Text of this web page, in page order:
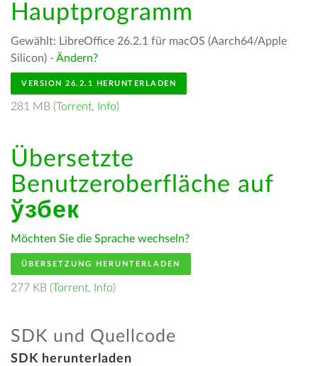
Hauptprogramm
Gewählt: LibreOffice 26.2.1 für macOS (Aarch64/Apple
Silicon) - Ändern?
VERSION 26.2.1 HERUNTERLADEN
281 MB (Torrent, Info)
Übersetzte
Benutzeroberfläche auf
ўзбек
Möchten Sie die Sprache wechseln?
ÜBERSETZUNG HERUNTERLADEN
277 KB (Torrent, Info)
SDK und Quellcode
SDK herunterladen